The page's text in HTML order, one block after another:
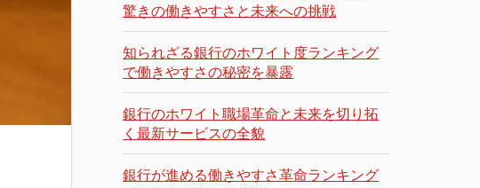
驚きの働きやすさと未来への挑戦
知られざる銀行のホワイト度ランキング
で働きやすさの秘密を暴露
銀行のホワイト職場革命と未来を切り拓
く最新サービスの全貌
銀行が進める働きやすさ革命ランキング